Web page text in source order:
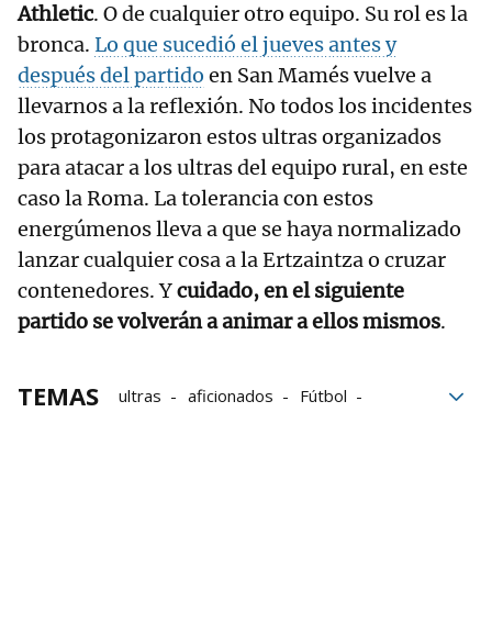
Athletic. O de cualquier otro equipo. Su rol es la
bronca. Lo que sucedió el jueves antes y
después del partido en San Mamés vuelve a
llevarnos a la reflexión. No todos los incidentes
los protagonizaron estos ultras organizados
para atacar a los ultras del equipo rural, en este
caso la Roma. La tolerancia con estos
energúmenos lleva a que se haya normalizado
lanzar cualquier cosa a la Ertzaintza o cruzar
contenedores. Ycuidado, en el siguiente
partido se volverán a animar a ellos mismos.
TEMAS ultras aficionados
Fútbol